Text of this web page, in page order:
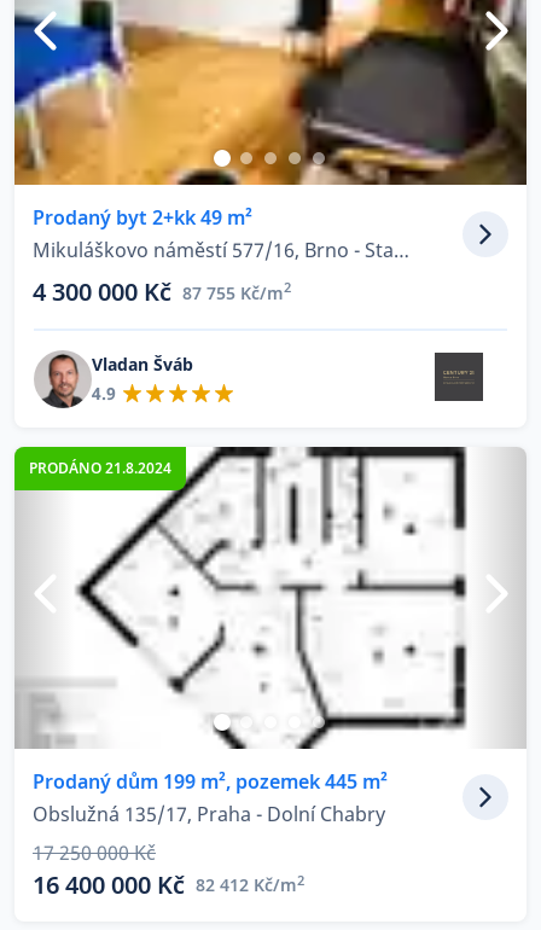
Prodaný byt 2+kk 49 m²
Mikuláškovo náměstí 577/16, Brno - Starý Lískovec
4 300 000 Kč 87 755 Kč/m2
Vladan Šváb
4.9
PRODÁNO 21.8.2024
Prodaný dům 199 m², pozemek 445 m²
Obslužná 135/17, Praha - Dolní Chabry
17 250 000 Kč
16 400 000 Kč 82 412 Kč/m2